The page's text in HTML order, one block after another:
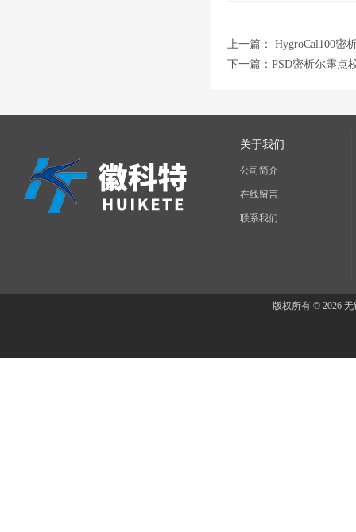
上一篇： HygroCal100密
下一篇： PSD密析尔露点
关于我们
公司简介
在线留言
联系我们
版权所有 © 2026